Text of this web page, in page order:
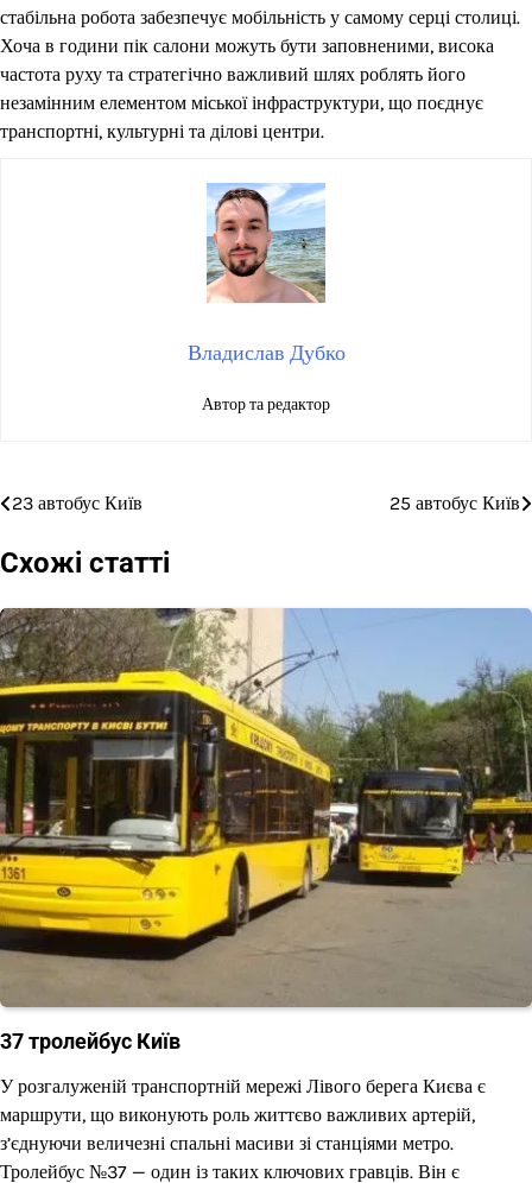
стабільна робота забезпечує мобільність у самому серці столиці.
Хоча в години пік салони можуть бути заповненими, висока
частота руху та стратегічно важливий шлях роблять його
незамінним елементом міської інфраструктури, що поєднує
транспортні, культурні та ділові центри.
Владислав Дубко
Автор та редактор
Навігація
записів
23 автобус Київ 25 автобус Київ
Схожі статті
37 тролейбус Київ
У розгалуженій транспортній мережі Лівого берега Києва є
маршрути, що виконують роль життєво важливих артерій,
з’єднуючи величезні спальні масиви зі станціями метро.
Тролейбус №37 — один із таких ключових гравців. Він є